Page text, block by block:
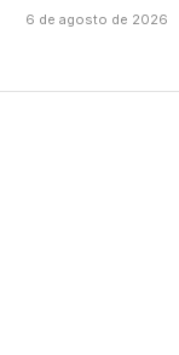
6 de agosto de 2026